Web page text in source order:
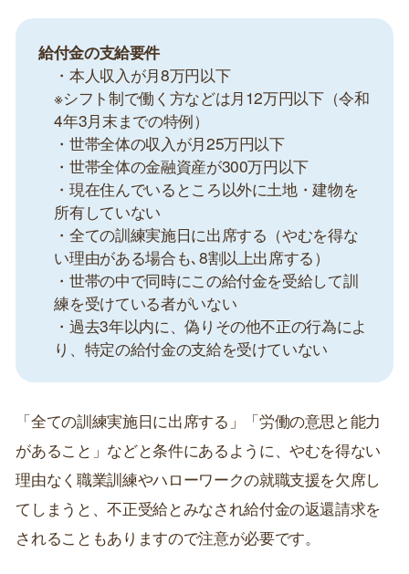
給付金の支給要件
・本人収入が月8万円以下
※シフト制で働く方などは月12万円以下（令和
4年3月末までの特例）
・世帯全体の収入が月25万円以下
・世帯全体の金融資産が300万円以下
・現在住んでいるところ以外に土地・建物を
所有していない
・全ての訓練実施日に出席する（やむを得な
い理由がある場合も､8割以上出席する）
・世帯の中で同時にこの給付金を受給して訓
練を受けている者がいない
・過去3年以内に、偽りその他不正の行為によ
り、特定の給付金の支給を受けていない
「全ての訓練実施日に出席する」「労働の意思と能力
があること」などと条件にあるように、やむを得ない
理由なく職業訓練やハローワークの就職支援を欠席し
てしまうと、不正受給とみなされ給付金の返還請求を
されることもありますので注意が必要です。